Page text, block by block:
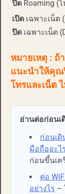
ปิด Roaming (
เปิด เฉพาะเน็ต
ปิด เฉพาะเน็ต
หมายเหตุ : ถ้
แนะนำให้คุณ
โทรและเน็ต
อ่านต่อก่อนเ
ก่อนเดิ
มือถืออะไ
ก่อนขึ้นเค
ต่อ
อย่างไร –